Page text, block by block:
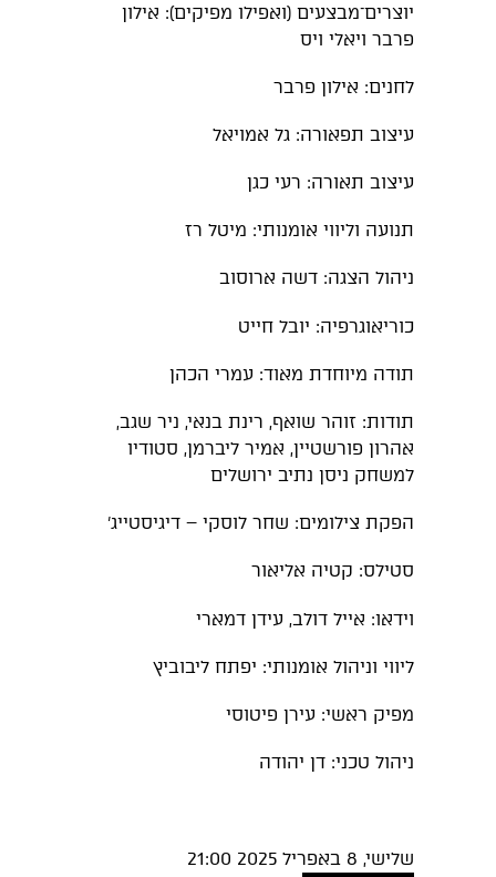
יוצרים־מבצעים (ואפילו מפיקים): אילון
פרבר ויאלי ויס
לחנים: אילון פרבר
עיצוב תפאורה: גל אמויאל
עיצוב תאורה: רעי כגן
תנועה וליווי אומנותי: מיטל רז
ניהול הצגה: דשה ארוסוב
כוריאוגרפיה: יובל חייט
תודה מיוחדת מאוד: עמרי הכהן
תודות: זוהר שואף, רינת בנאי, ניר שגב,
אהרון פורשטיין, אמיר ליברמן, סטודיו
למשחק ניסן נתיב ירושלים
הפקת צילומים: שחר לוסקי – דיגיסטייג'
סטילס: קטיה אליאור
וידאו: אייל דולב, עידן דמארי
ליווי וניהול אומנותי: יפתח ליבוביץ
מפיק ראשי: עירן פיטוסי
ניהול טכני: דן יהודה
שלישי, 8 באפריל 2025 21:00